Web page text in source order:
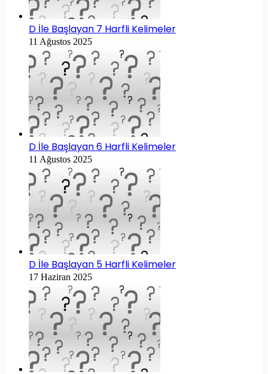
D İle Başlayan 7 Harfli Kelimeler
11 Ağustos 2025
D İle Başlayan 6 Harfli Kelimeler
11 Ağustos 2025
D İle Başlayan 5 Harfli Kelimeler
17 Haziran 2025